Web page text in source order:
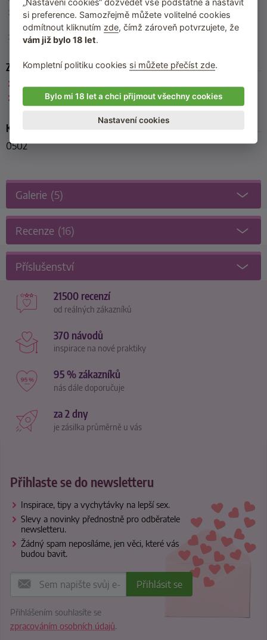
Obsah balení: top, kalhotky s ocáskem, čelenka s oušky,
punčochy
Výrobce: Obsessive
Zařazeno
Kostýmy na roleplay
Kód produktu
0502
Galerie (5)
Recenze (16)
Příslušenství
21500 recenzí
od reálných zákazníků
370 návodů
inspirace na nové praktiky
95 % zákazníků
nás dále doporučuje
za 2 dny
je zásilka průměrně u vás
Přihlaste se do newsletteru
Inspirace, tipy a vychytávky na lepší sex.
Slevy a novinky přednostně pro odběratele
newsletteru.
Žádný spam neposíláme, jen věci, které vás
budou bavit.
Přihlášením souhlasíte se
zpracováním osobních údajů.
si preference. Samozřejmě můžete volitelné cookies
odmítnout kliknutím zde, čímž zároveň potvrzujete, že
vám již bylo 18 let.
Kompletní politiku cookies si můžete přečíst zde.
Bylo mi 18 let a chci přijmout všechny cookies
Nastavení cookies